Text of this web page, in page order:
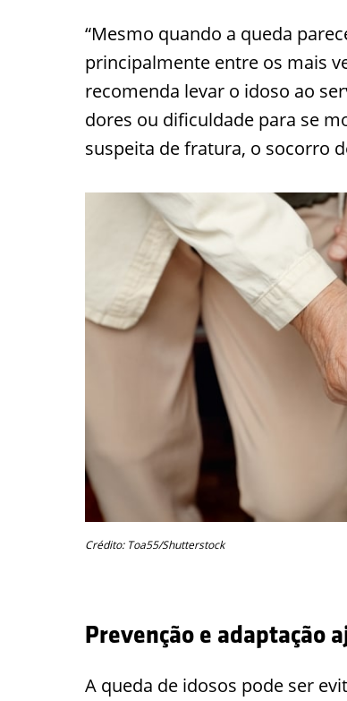
“Mesmo quando a queda
principalmente entre os mais
recomenda levar o idoso ao
dores ou dificuldade para se
suspeita de fratura, o socorro
Crédito: Toa55/Shutterstock
Prevenção e adaptação
A queda de idosos pode ser